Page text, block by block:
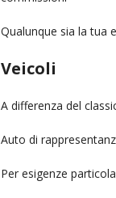
Qualunque sia la tua
Veicoli
A differenza del
Auto di
Per esigenze